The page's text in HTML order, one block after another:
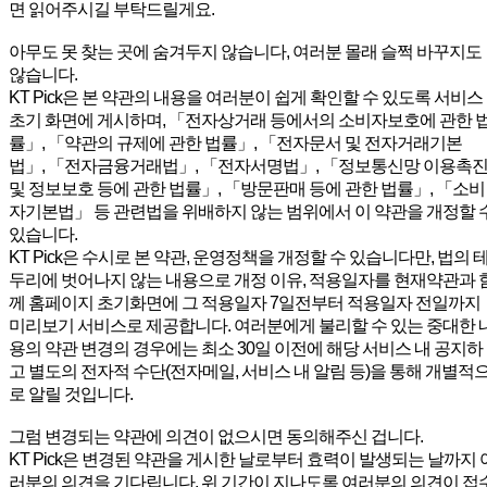
면 읽어주시길 부탁드릴게요.
아무도 못 찾는 곳에 숨겨두지 않습니다, 여러분 몰래 슬쩍 바꾸지도
않습니다.
KT Pick은 본 약관의 내용을 여러분이 쉽게 확인할 수 있도록 서비스
초기 화면에 게시하며, 「전자상거래 등에서의 소비자보호에 관한
률」, 「약관의 규제에 관한 법률」, 「전자문서 및 전자거래기본
법」, 「전자금융거래법」, 「전자서명법」, 「정보통신망 이용촉진
및 정보보호 등에 관한 법률」, 「방문판매 등에 관한 법률」, 「소비
자기본법」 등 관련법을 위배하지 않는 범위에서 이 약관을 개정할
있습니다.
KT Pick은 수시로 본 약관, 운영정책을 개정할 수 있습니다만, 법의
두리에 벗어나지 않는 내용으로 개정 이유, 적용일자를 현재약관과
께 홈페이지 초기화면에 그 적용일자 7일전부터 적용일자 전일까지
미리보기 서비스로 제공합니다. 여러분에게 불리할 수 있는 중대한
용의 약관 변경의 경우에는 최소 30일 이전에 해당 서비스 내 공지하
고 별도의 전자적 수단(전자메일, 서비스 내 알림 등)을 통해 개별적
로 알릴 것입니다.
그럼 변경되는 약관에 의견이 없으시면 동의해주신 겁니다.
KT Pick은 변경된 약관을 게시한 날로부터 효력이 발생되는 날까지
러분의 의견을 기다립니다. 위 기간이 지나도록 여러분의 의견이 접